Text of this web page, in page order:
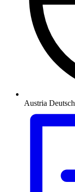
Austria Deutsch